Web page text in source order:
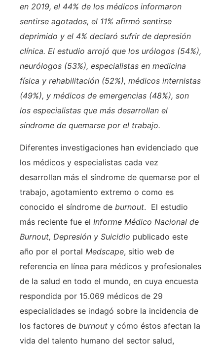
en 2019, el 44% de los médicos informaron
sentirse agotados, el 11% afirmó sentirse
deprimido y el 4% declaró sufrir de depresión
clínica. El estudio arrojó que los urólogos (54%),
neurólogos (53%), especialistas en medicina
física y rehabilitación (52%), médicos internistas
(49%), y médicos de emergencias (48%), son
los especialistas que más desarrollan el
síndrome de quemarse por el trabajo.
Diferentes investigaciones han evidenciado que
los médicos y especialistas cada vez
desarrollan más el síndrome de quemarse por el
trabajo, agotamiento extremo o como es
conocido el síndrome de burnout. El estudio
más reciente fue el Informe Médico Nacional de
Burnout, Depresión y Suicidio publicado este
año por el portal Medscape, sitio web de
referencia en línea para médicos y profesionales
de la salud en todo el mundo, en cuya encuesta
respondida por 15.069 médicos de 29
especialidades se indagó sobre la incidencia de
los factores de burnout y cómo éstos afectan la
vida del talento humano del sector salud,